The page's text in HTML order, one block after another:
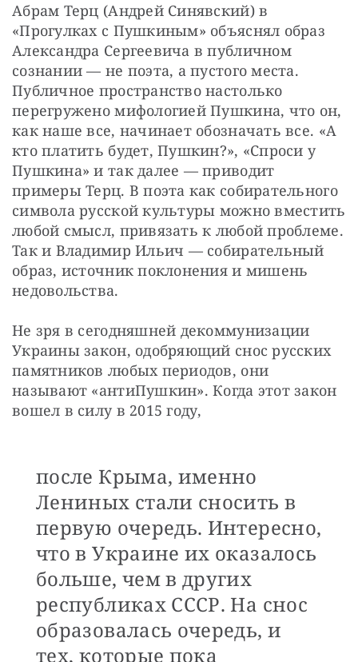
Абрам Терц (Андрей Синявский) в
«Прогулках с Пушкиным» объяснял образ
Александра Сергеевича в публичном
сознании — не поэта, а пустого места.
Публичное пространство настолько
перегружено мифологией Пушкина, что он,
как наше все, начинает обозначать все. «А
кто платить будет, Пушкин?», «Спроси у
Пушкина» и так далее — приводит
примеры Терц. В поэта как собирательного
символа русской культуры можно вместить
любой смысл, привязать к любой проблеме.
Так и Владимир Ильич — собирательный
образ, источник поклонения и мишень
недовольства.
Не зря в сегодняшней декоммунизации
Украины закон, одобряющий снос русских
памятников любых периодов, они
называют «антиПушкин». Когда этот закон
вошел в силу в 2015 году,
после Крыма, именно
Лениных стали сносить в
первую очередь. Интересно,
что в Украине их оказалось
больше, чем в других
республиках СССР. На снос
образовалась очередь, и
тех, которые пока